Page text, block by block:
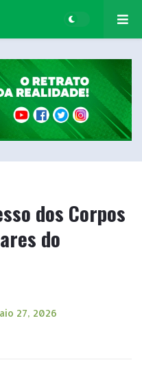
dos Corpos
do
27, 2026